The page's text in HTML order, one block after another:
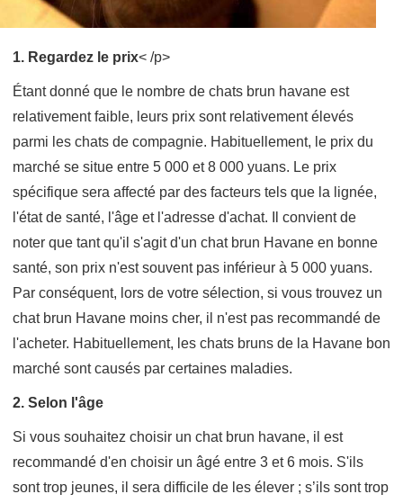
1. Regardez le prix< /p>
Étant donné que le nombre de chats brun havane est
relativement faible, leurs prix sont relativement élevés
parmi les chats de compagnie. Habituellement, le prix du
marché se situe entre 5 000 et 8 000 yuans. Le prix
spécifique sera affecté par des facteurs tels que la lignée,
l'état de santé, l'âge et l'adresse d'achat. Il convient de
noter que tant qu'il s'agit d'un chat brun Havane en bonne
santé, son prix n'est souvent pas inférieur à 5 000 yuans.
Par conséquent, lors de votre sélection, si vous trouvez un
chat brun Havane moins cher, il n'est pas recommandé de
l'acheter. Habituellement, les chats bruns de la Havane bon
marché sont causés par certaines maladies.
2. Selon l'âge
Si vous souhaitez choisir un chat brun havane, il est
recommandé d'en choisir un âgé entre 3 et 6 mois. S'ils
sont trop jeunes, il sera difficile de les élever ; s’ils sont trop